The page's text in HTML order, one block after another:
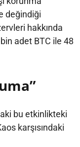
değindiği
hakkında
adet BTC ile 48
bu etkinlikteki
karşısındaki